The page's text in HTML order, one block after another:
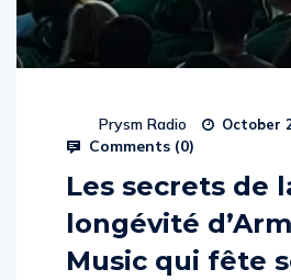
Prysm Radio October
Comments (0)
Les secrets de
longévité
Music qui fête